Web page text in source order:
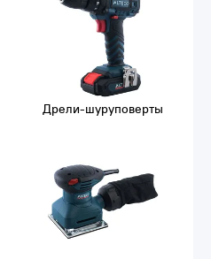
Дрели-шуруповерты